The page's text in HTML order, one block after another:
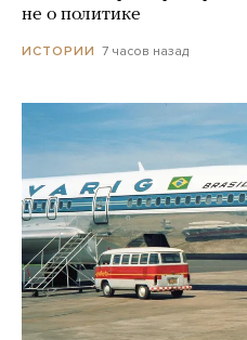
не о политике
ИСТОРИИ 7 часов назад